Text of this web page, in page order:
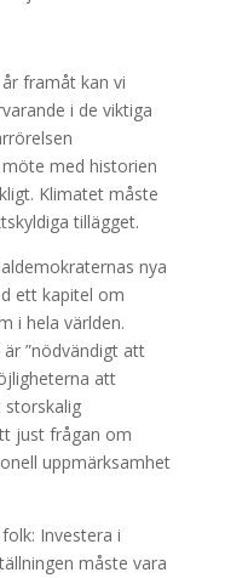
framåt kan vi
i de viktiga
med historien
Klimatet måste
tillägget.
nya
ett kapitel om
i hela världen.
”nödvändigt att
att
storskalig
just frågan om
uppmärksamhet
Investera i
måste vara